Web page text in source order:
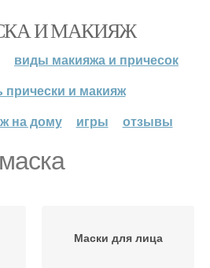
И МАКИЯЖ
виды макияжа и причесок
прически и макияж
на дому
игры отзывы
Маски для лица